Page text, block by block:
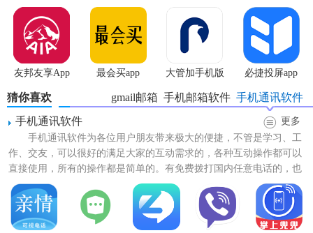
新版
传说无限血版
版
友邦友享App 最会买app 大管加手机版 必捷投屏app
猜你喜欢 手机通讯软件
手机邮箱软件
gmail邮箱
手机通讯软件
更多
手机通讯软件为各位用户朋友带来极大的便捷，不管是学习、工
作、交友，可以很好的满足大家的互动需求的，各种互动操作都可以
直接使用，所有的操作都是简单的。有免费拨打国内任意电话的，也
有需要双方都安装APP的...